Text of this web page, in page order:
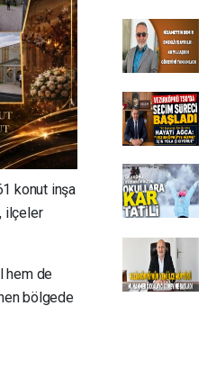
konut inşa
ilçeler
hem de
bölgede